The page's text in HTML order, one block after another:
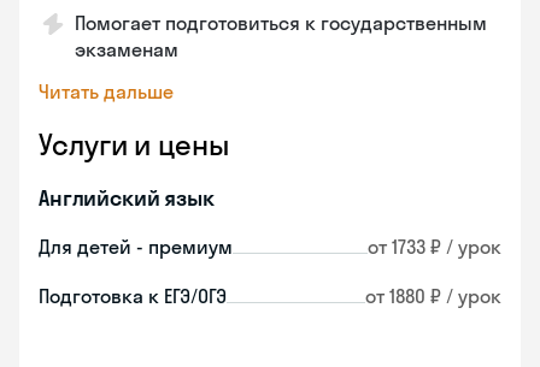
Помогает подготовиться к государственным
экзаменам
Читать дальше
Услуги и цены
Английский язык
Для детей - премиум от 1733 ₽ / урок
Подготовка к ЕГЭ/ОГЭ от 1880 ₽ / урок